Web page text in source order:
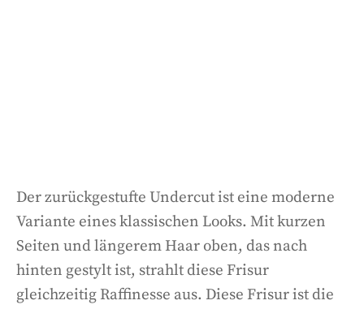
Der zurückgestufte Undercut ist eine moderne
Variante eines klassischen Looks. Mit kurzen
Seiten und längerem Haar oben, das nach
hinten gestylt ist, strahlt diese Frisur
gleichzeitig Raffinesse aus. Diese Frisur ist die